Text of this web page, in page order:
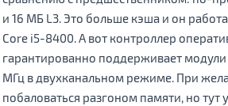
и 16 МБ L3. Это больше кэша и он
Core i5-8400. А вот контроллер
гарантированно поддерживает модули
МГц в двухканальном режиме. При
побаловаться разгоном памяти, но тут